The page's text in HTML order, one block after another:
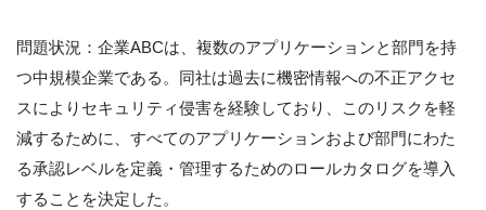
問題状況：企業ABCは、複数のアプリケーションと部門を持
つ中規模企業である。同社は過去に機密情報への不正アクセ
スによりセキュリティ侵害を経験しており、このリスクを軽
減するために、すべてのアプリケーションおよび部門にわた
る承認レベルを定義・管理するためのロールカタログを導入
することを決定した。